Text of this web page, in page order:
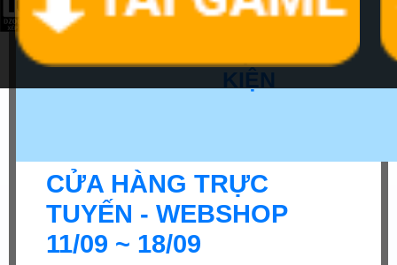
KIỆN
CỬA HÀNG TRỰC
TUYẾN - WEBSHOP
11/09 ~ 18/09